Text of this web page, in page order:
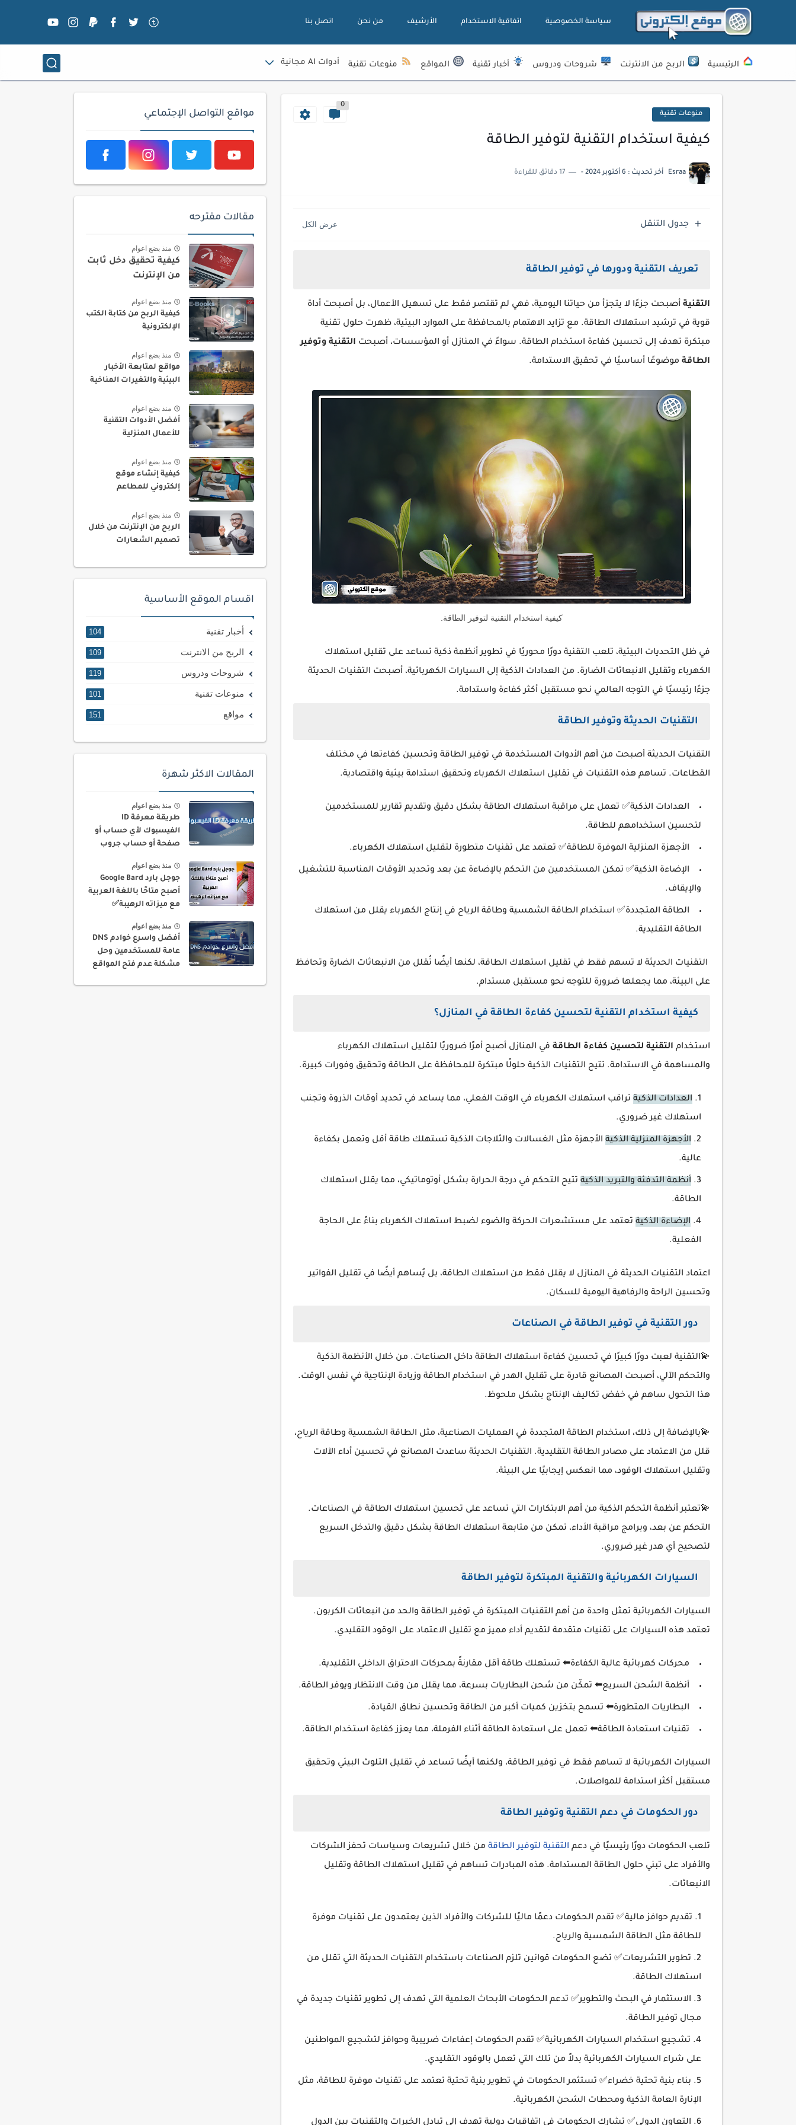
سياسة الخصوصية اتفاقية الاستخدام الأرشيف من نحن اتصل بنا
الرئيسية الربح من الانترنت شروحات ودروس أخبار تقنية المواقع منوعات تقنية أدوات AI مجانية
منوعات تقنية
0
كيفية استخدام التقنية لتوفير الطاقة
Esraa أخر تحديث : 6 أكتوبر 2024 - 17 دقائق للقراءة
جدول التنقل
تعريف التقنية ودورها في توفير الطاقة
التقنية أصبحت جزءًا لا يتجزأ من حياتنا اليومية، فهي لم تقتصر فقط على تسهيل الأعمال، بل أصبحت أداة
قوية في ترشيد استهلاك الطاقة. مع تزايد الاهتمام بالمحافظة على الموارد البيئية، ظهرت حلول تقنية
مبتكرة تهدف إلى تحسين كفاءة استخدام الطاقة. سواءً في المنازل أو المؤسسات، أصبحت التقنية وتوفير
الطاقة موضوعًا أساسيًا في تحقيق الاستدامة.
كيفية استخدام التقنية لتوفير الطاقة.
في ظل التحديات البيئية، تلعب التقنية دورًا محوريًا في تطوير أنظمة ذكية تساعد على تقليل استهلاك
الكهرباء وتقليل الانبعاثات الضارة. من العدادات الذكية إلى السيارات الكهربائية، أصبحت التقنيات الحديثة
جزءًا رئيسيًا في التوجه العالمي نحو مستقبل أكثر كفاءة واستدامة.
التقنيات الحديثة وتوفير الطاقة
التقنيات الحديثة أصبحت من أهم الأدوات المستخدمة في توفير الطاقة وتحسين كفاءتها في مختلف
القطاعات. تساهم هذه التقنيات في تقليل استهلاك الكهرباء وتحقيق استدامة بيئية واقتصادية.
العدادات الذكية✅ تعمل على مراقبة استهلاك الطاقة بشكل دقيق وتقديم تقارير للمستخدمين
لتحسين استخدامهم للطاقة.
الأجهزة المنزلية الموفرة للطاقة✅ تعتمد على تقنيات متطورة لتقليل استهلاك الكهرباء.
الإضاءة الذكية✅ تمكن المستخدمين من التحكم بالإضاءة عن بعد وتحديد الأوقات المناسبة للتشغيل
والإيقاف.
الطاقة المتجددة✅ استخدام الطاقة الشمسية وطاقة الرياح في إنتاج الكهرباء يقلل من استهلاك
الطاقة التقليدية.
التقنيات الحديثة لا تسهم فقط في تقليل استهلاك الطاقة، لكنها أيضًا تُقلل من الانبعاثات الضارة وتحافظ
على البيئة، مما يجعلها ضرورة للتوجه نحو مستقبل مستدام.
كيفية استخدام التقنية لتحسين كفاءة الطاقة في المنازل؟
استخدام التقنية لتحسين كفاءة الطاقة في المنازل أصبح أمرًا ضروريًا لتقليل استهلاك الكهرباء
والمساهمة في الاستدامة. تتيح التقنيات الذكية حلولًا مبتكرة للمحافظة على الطاقة وتحقيق وفورات كبيرة.
العدادات الذكية تراقب استهلاك الكهرباء في الوقت الفعلي، مما يساعد في تحديد أوقات الذروة وتجنب
استهلاك غير ضروري.
الأجهزة المنزلية الذكية الأجهزة مثل الغسالات والثلاجات الذكية تستهلك طاقة أقل وتعمل بكفاءة
عالية.
أنظمة التدفئة والتبريد الذكية تتيح التحكم في درجة الحرارة بشكل أوتوماتيكي، مما يقلل استهلاك
الطاقة.
الإضاءة الذكية تعتمد على مستشعرات الحركة والضوء لضبط استهلاك الكهرباء بناءً على الحاجة
الفعلية.
اعتماد التقنيات الحديثة في المنازل لا يقلل فقط من استهلاك الطاقة، بل يُساهم أيضًا في تقليل الفواتير
وتحسين الراحة والرفاهية اليومية للسكان.
دور التقنية في توفير الطاقة في الصناعات
💫التقنية لعبت دورًا كبيرًا في تحسين كفاءة استهلاك الطاقة داخل الصناعات. من خلال الأنظمة الذكية
والتحكم الآلي، أصبحت المصانع قادرة على تقليل الهدر في استخدام الطاقة وزيادة الإنتاجية في نفس الوقت.
هذا التحول ساهم في خفض تكاليف الإنتاج بشكل ملحوظ.
💫بالإضافة إلى ذلك، استخدام الطاقة المتجددة في العمليات الصناعية، مثل الطاقة الشمسية وطاقة الرياح،
قلل من الاعتماد على مصادر الطاقة التقليدية. التقنيات الحديثة ساعدت المصانع في تحسين أداء الآلات
وتقليل استهلاك الوقود، مما انعكس إيجابيًا على البيئة.
💫تعتبر أنظمة التحكم الذكية من أهم الابتكارات التي تساعد على تحسين استهلاك الطاقة في الصناعات.
التحكم عن بعد، وبرامج مراقبة الأداء، تمكن من متابعة استهلاك الطاقة بشكل دقيق والتدخل السريع
لتصحيح أي هدر غير ضروري.
السيارات الكهربائية والتقنية المبتكرة لتوفير الطاقة
السيارات الكهربائية تمثل واحدة من أهم التقنيات المبتكرة في توفير الطاقة والحد من انبعاثات الكربون.
تعتمد هذه السيارات على تقنيات متقدمة لتقديم أداء مميز مع تقليل الاعتماد على الوقود التقليدي.
محركات كهربائية عالية الكفاءة⬅ تستهلك طاقة أقل مقارنةً بمحركات الاحتراق الداخلي التقليدية.
أنظمة الشحن السريع⬅ تمكّن من شحن البطاريات بسرعة، مما يقلل من وقت الانتظار ويوفر الطاقة.
البطاريات المتطورة⬅ تسمح بتخزين كميات أكبر من الطاقة وتحسين نطاق القيادة.
تقنيات استعادة الطاقة⬅ تعمل على استعادة الطاقة أثناء الفرملة، مما يعزز كفاءة استخدام الطاقة.
السيارات الكهربائية لا تساهم فقط في توفير الطاقة، ولكنها أيضًا تساعد في تقليل التلوث البيئي وتحقيق
مستقبل أكثر استدامة للمواصلات.
دور الحكومات في دعم التقنية وتوفير الطاقة
تلعب الحكومات دورًا رئيسيًا في دعم التقنية لتوفير الطاقة من خلال تشريعات وسياسات تحفز الشركات
والأفراد على تبني حلول الطاقة المستدامة. هذه المبادرات تساهم في تقليل استهلاك الطاقة وتقليل
الانبعاثات.
تقديم حوافز مالية✅ تقدم الحكومات دعمًا ماليًا للشركات والأفراد الذين يعتمدون على تقنيات موفرة
للطاقة مثل الطاقة الشمسية والرياح.
تطوير التشريعات✅ تضع الحكومات قوانين تلزم الصناعات باستخدام التقنيات الحديثة التي تقلل من
استهلاك الطاقة.
الاستثمار في البحث والتطوير✅ تدعم الحكومات الأبحاث العلمية التي تهدف إلى تطوير تقنيات جديدة في
مجال توفير الطاقة.
تشجيع استخدام السيارات الكهربائية✅ تقدم الحكومات إعفاءات ضريبية وحوافز لتشجيع المواطنين
على شراء السيارات الكهربائية بدلاً من تلك التي تعمل بالوقود التقليدي.
بناء بنية تحتية خضراء✅ تستثمر الحكومات في تطوير بنية تحتية تعتمد على تقنيات موفرة للطاقة، مثل
الإنارة العامة الذكية ومحطات الشحن الكهربائية.
التعاون الدولي✅ تشارك الحكومات في اتفاقيات دولية تهدف إلى تبادل الخبرات والتقنيات بين الدول
مواقع التواصل الإجتماعي
مقالات مقترحه
منذ بضع اعوام
كيفية تحقيق دخل ثابت
من الإنترنت
منذ بضع اعوام
كيفية الربح من كتابة الكتب
الإلكترونية
منذ بضع اعوام
مواقع لمتابعة الأخبار
البيئية والتغيرات المناخية
منذ بضع اعوام
أفضل الأدوات التقنية
للأعمال المنزلية
منذ بضع اعوام
كيفية إنشاء موقع
إلكتروني للمطاعم
منذ بضع اعوام
الربح من الإنترنت من خلال
تصميم الشعارات
اقسام الموقع الأساسية
أخبار تقنية 104
الربح من الانترنت 109
شروحات ودروس 119
منوعات تقنية 101
مواقع 151
المقالات الاكثر شهرة
منذ بضع اعوام
طريقة معرفة ID
الفيسبوك لأي حساب أو
صفحة أو حساب جروب
منذ بضع اعوام
جوجل بارد Google Bard
أصبح متاحًا باللغة العربية
مع ميزاته الرهيبة✅
منذ بضع اعوام
أفضل واسرع خوادم DNS
عامة للمستخدمين وحل
مشكلة عدم فتح المواقع